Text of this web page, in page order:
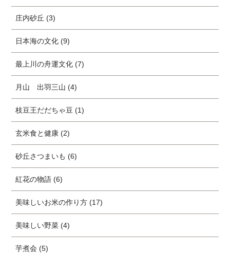
庄内砂丘 (3)
日本海の文化 (9)
最上川の舟運文化 (7)
月山 出羽三山 (4)
枝豆王だだちゃ豆 (1)
玄米食と健康 (2)
砂丘さつまいも (6)
紅花の物語 (6)
美味しいお米の作り方 (17)
美味しい野菜 (4)
芋煮会 (5)